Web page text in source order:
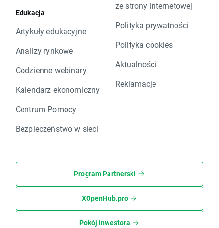
Edukacja
Artykuły edukacyjne
Analizy rynkowe
Codzienne webinary
Kalendarz ekonomiczny
Centrum Pomocy
Bezpieczeństwo w sieci
ze strony internetowej
Polityka prywatności
Polityka cookies
Aktualności
Reklamacje
Program Partnerski
XOpenHub.pro
Pokój inwestora